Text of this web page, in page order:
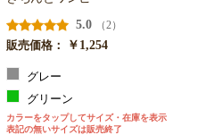
5.0
（2）
販売価格：
￥1,254
グレー
グリーン
カラーをタップしてサイズ・在庫を表示
表記の無いサイズは販売終了